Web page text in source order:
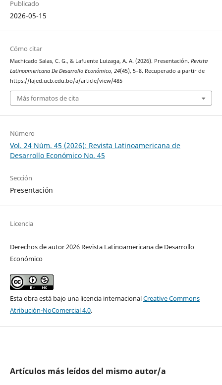
Publicado
2026-05-15
Cómo citar
Machicado Salas, C. G., & Lafuente Luizaga, A. A. (2026). Presentación. Revista
Latinoamericana De Desarrollo Económico, 24(45), 5–8. Recuperado a partir de
https://lajed.ucb.edu.bo/a/article/view/485
Más formatos de cita
Número
Vol. 24 Núm. 45 (2026): Revista Latinoamericana de
Desarrollo Económico No. 45
Sección
Presentación
Licencia
Derechos de autor 2026 Revista Latinoamericana de Desarrollo
Económico
Esta obra está bajo una licencia internacionalCreative Commons
Atribución-NoComercial 4.0.
Artículos más leídos del mismo autor/a